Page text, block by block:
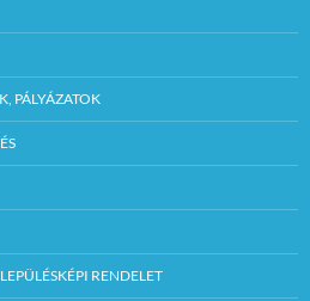
PÁLYÁZATOK
RENDELET